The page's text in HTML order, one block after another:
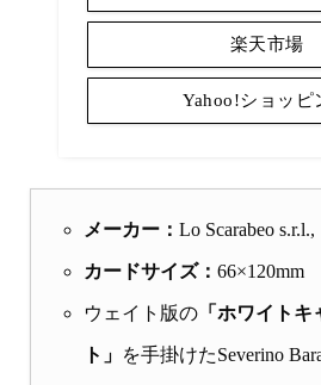
楽天市場
Yahoo!ショッピ
メーカー： Lo Scarabeo s.r.l.,
カードサイズ： 66×120mm
ウェイト版の「ホワイトキ
ト」 を手掛けたSeverino